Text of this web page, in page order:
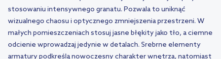
stosowaniu intensywnego granatu. Pozwala to uniknąć
wizualnego chaosu i optycznego zmniejszenia przestrzeni. W
małych pomieszczeniach stosuj jasne błękity jako tło, a ciemne
odcienie wprowadzaj jedynie w detalach. Srebrne elementy
armatury podkreślą nowoczesny charakter wnętrza, natomiast